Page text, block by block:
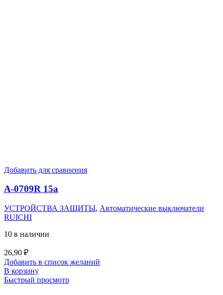
Добавить для сравнения
A-0709R 15a
УСТРОЙСТВА ЗАЩИТЫ, Автоматические выключатели
RUICHI
10 в наличии
26,90 ₽
Добавить в список желаний
В корзину
Быстрый просмотр